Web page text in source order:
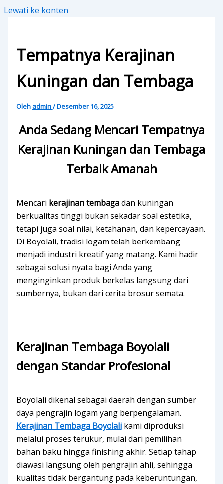
Lewati ke konten
Tempatnya Kerajinan
Kuningan dan Tembaga
Oleh admin/Desember 16, 2025
Anda Sedang Mencari Tempatnya
Kerajinan Kuningan dan Tembaga
Terbaik Amanah
Mencari kerajinan tembagadan kuningan
berkualitas tinggi bukan sekadar soal estetika,
tetapi juga soal nilai, ketahanan, dan kepercayaan.
Di Boyolali, tradisi logam telah berkembang
menjadi industri kreatif yang matang. Kami hadir
sebagai solusi nyata bagi Anda yang
menginginkan produk berkelas langsung dari
sumbernya, bukan dari cerita brosur semata.
Kerajinan Tembaga Boyolali
dengan Standar Profesional
Boyolali dikenal sebagai daerah dengan sumber
daya pengrajin logam yang berpengalaman.
Kerajinan Tembaga Boyolalikami diproduksi
melalui proses terukur, mulai dari pemilihan
bahan baku hingga finishing akhir. Setiap tahap
diawasi langsung oleh pengrajin ahli, sehingga
kualitas tidak bergantung pada keberuntungan,